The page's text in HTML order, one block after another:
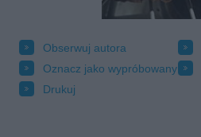
Obserwuj autora
Oznacz jako wypróbowany
Drukuj